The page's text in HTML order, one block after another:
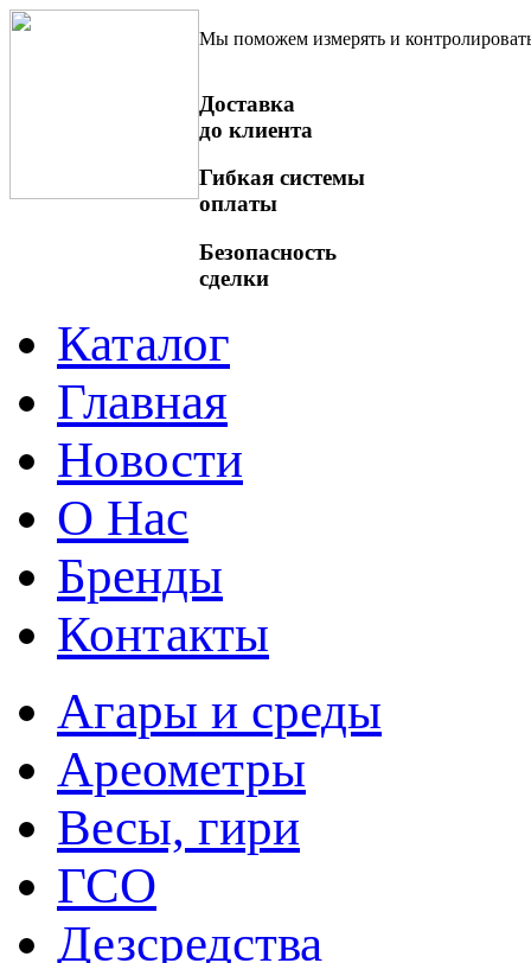
Мы поможем измерять и
Доставка
до клиента
Гибкая системы
оплаты
Безопасность
сделки
Каталог
Главная
Новости
О Нас
Бренды
Контакты
Агары и среды
Ареометры
Весы, гири
ГСО
Дезсредства